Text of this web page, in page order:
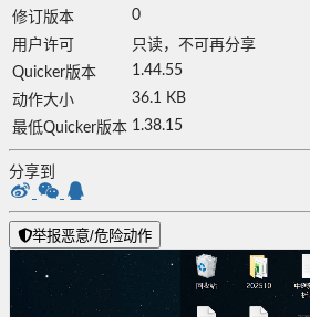
修订版本
0
用户许可
只读，不可再分享
Quicker版本
1.44.55
动作大小
36.1 KB
最低Quicker版本 1.38.15
分享到
举报恶意/危险动作